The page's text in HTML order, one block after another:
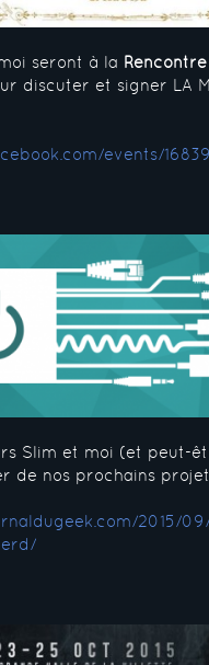
seront à la
discuter et signer LA
events/
Slim et moi (et peut-
de nos prochains
2015/